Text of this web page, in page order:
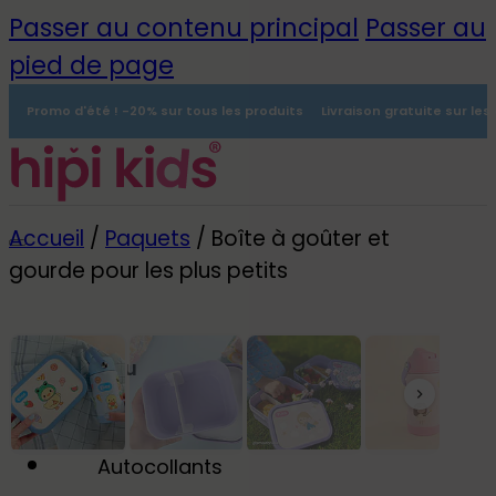
Passer au contenu principal Passer au
pied de page
Promo d'été ! -20% sur tous les produits Livraison gratuite sur
Menu
Autocollants
0
Accueil / Paquets / Boîte à goûter et
gourde pour les plus petits